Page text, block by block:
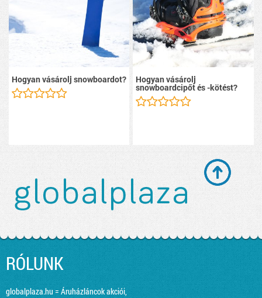
Hogyan vásárolj snowboardot? Hogyan vásárolj
snowboardcipőt és -kötést?
RÓLUNK
globalplaza.hu = Áruházláncok akciói,